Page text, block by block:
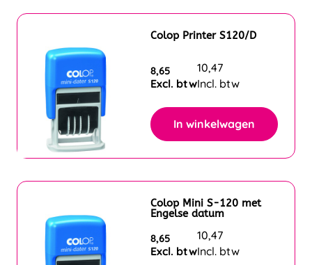
Colop Printer S120/D
8,65
Excl. btw
10,47
Incl. btw
In winkelwagen
Colop Mini S-120 met
Engelse datum
8,65
Excl. btw
10,47
Incl. btw